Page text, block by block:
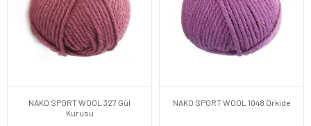
NAKO SPORT WOOL 327 Gül
Kurusu
NAKO SPORT WOOL 1048 Orkide